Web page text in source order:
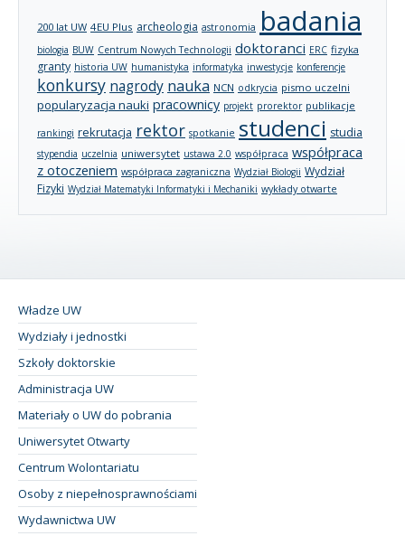
200 lat UW 4EU Plus archeologia astronomia badania
biologia BUW Centrum Nowych Technologii doktoranci ERC fizyka
granty historia UW humanistyka informatyka inwestycje konferencje
konkursy nagrody nauka NCN odkrycia pismo uczelni
popularyzacja nauki pracownicy projekt prorektor publikacje
rankingi rekrutacja rektor spotkanie studenci studia
stypendia uczelnia uniwersytet ustawa 2.0 współpraca współpraca
z otoczeniem współpraca zagraniczna Wydział Biologii Wydział
Fizyki Wydział Matematyki Informatyki i Mechaniki wykłady otwarte
Władze UW
Wydziały i jednostki
Szkoły doktorskie
Administracja UW
Materiały o UW do pobrania
Uniwersytet Otwarty
Centrum Wolontariatu
Osoby z niepełnosprawnościami
Wydawnictwa UW